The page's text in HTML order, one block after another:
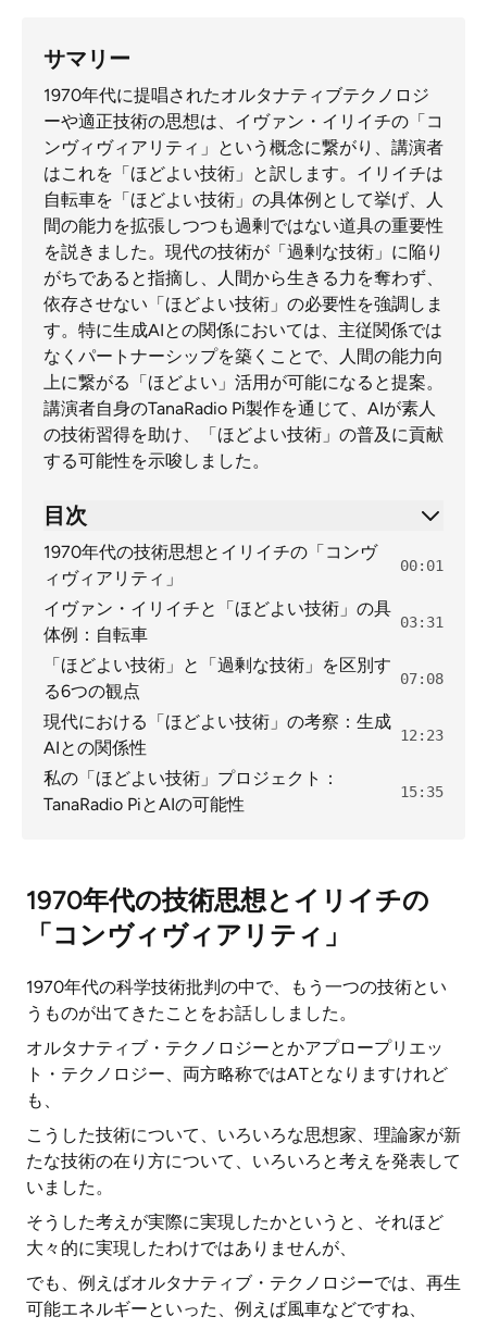
サマリー
1970年代に提唱されたオルタナティブテクノロジ
ーや適正技術の思想は、イヴァン・イリイチの「コ
ンヴィヴィアリティ」という概念に繋がり、講演者
はこれを「ほどよい技術」と訳します。イリイチは
自転車を「ほどよい技術」の具体例として挙げ、人
間の能力を拡張しつつも過剰ではない道具の重要性
を説きました。現代の技術が「過剰な技術」に陥り
がちであると指摘し、人間から生きる力を奪わず、
依存させない「ほどよい技術」の必要性を強調しま
す。特に生成AIとの関係においては、主従関係では
なくパートナーシップを築くことで、人間の能力向
上に繋がる「ほどよい」活用が可能になると提案。
講演者自身のTanaRadio Pi製作を通じて、AIが素人
の技術習得を助け、「ほどよい技術」の普及に貢献
する可能性を示唆しました。
目次
1970年代の技術思想とイリイチの「コンヴ
ィヴィアリティ」
00:01
イヴァン・イリイチと「ほどよい技術」の具
体例：自転車
03:31
「ほどよい技術」と「過剰な技術」を区別す
る6つの観点
07:08
現代における「ほどよい技術」の考察：生成
AIとの関係性
12:23
私の「ほどよい技術」プロジェクト：
TanaRadio PiとAIの可能性
15:35
1970年代の技術思想とイリイチの
「コンヴィヴィアリティ」
1970年代の科学技術批判の中で、もう一つの技術とい
うものが出てきたことをお話ししました。
オルタナティブ・テクノロジーとかアプロープリエッ
ト・テクノロジー、両方略称ではATとなりますけれど
も、
こうした技術について、いろいろな思想家、理論家が新
たな技術の在り方について、いろいろと考えを発表して
いました。
そうした考えが実際に実現したかというと、それほど
大々的に実現したわけではありませんが、
でも、例えばオルタナティブ・テクノロジーでは、再生
可能エネルギーといった、例えば風車などですね、